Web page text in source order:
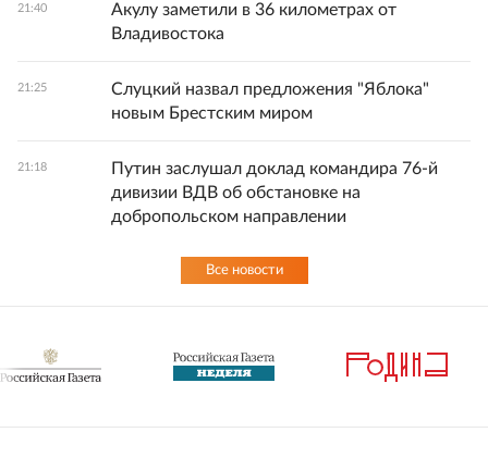
21:40
Акулу заметили в 36 километрах от
Владивостока
21:25
Слуцкий назвал предложения "Яблока"
новым Брестским миром
21:18
Путин заслушал доклад командира 76-й
дивизии ВДВ об обстановке на
добропольском направлении
Все новости